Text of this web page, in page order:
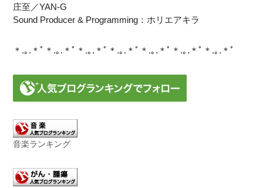
庄至／YAN-G
Sound Producer & Programming：ホリエアキラ
＊.｡.＊ﾟ＊.｡.＊ﾟ＊.｡.＊ﾟ＊.｡.＊ﾟ＊.｡.＊ﾟ＊.｡.＊ﾟ＊.｡.＊ﾟ
音楽ランキング